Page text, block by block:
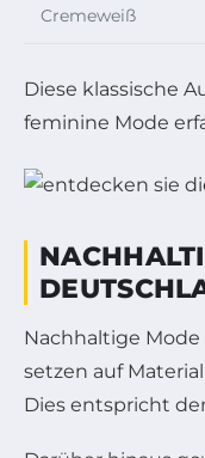
Cremeweiß
Diese klassische
feminine Mode
Nachhaltige
setzen auf
Dies entspricht